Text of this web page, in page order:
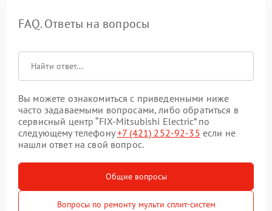
FAQ. Ответы на вопросы
Вы можете ознакомиться с приведенными ниже
часто задаваемыми вопросами, либо обратиться в
сервисный центр “FIX-Mitsubishi Electric” по
следующему телефону+7 (421) 252-92-35 если не
нашли ответ на свой вопрос.
Общие вопросы
Вопросы по ремонту мульти сплит-систем